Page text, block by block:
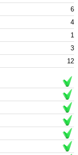
6
4
1
3
12